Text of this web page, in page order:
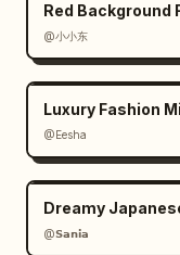
Red Background
@小小东
Luxury Fashion
@Eesha
Dreamy
@𝗦𝗮𝗻𝗶𝗮